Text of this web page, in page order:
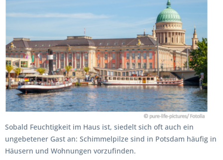
Sobald Feuchtigkeit im Haus ist, siedelt sich oft auch ein
ungebetener Gast an: Schimmelpilze sind in Potsdam häufig in
Häusern und Wohnungen vorzufinden.